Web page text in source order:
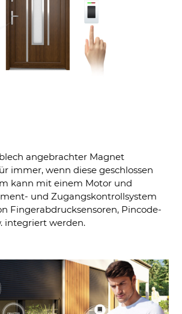
angebrachter Magnet
immer, wenn diese geschlossen
kann mit einem Motor und
und Zugangskontrollsystem
Fingerabdrucksensoren, Pincode-
integriert werden.